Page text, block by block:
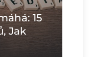
15
Jak